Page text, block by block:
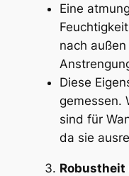
Eine
nach
Diese
gemessen.
sind für
da sie